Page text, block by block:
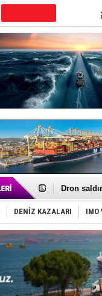
Gemi
Dron
'REGAL 1'
Gemide 5
Yakıt
Rus
Tatil
Rusya,
Enejota
Denizcilik
DENİZ KAZALARI IMO